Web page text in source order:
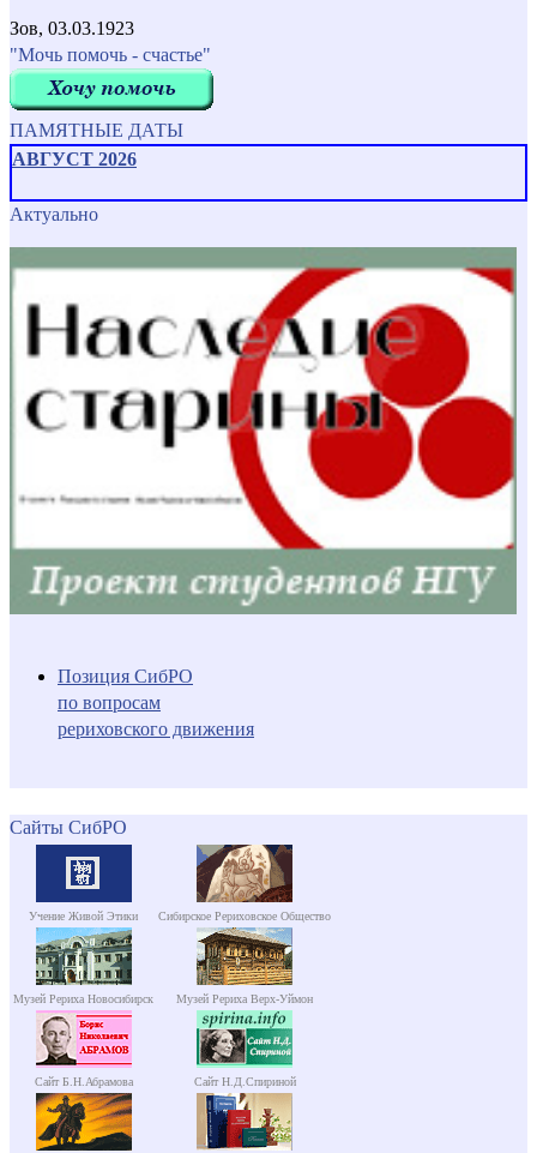
Зов, 03.03.1923
"Мочь помочь - счастье"
ПАМЯТНЫЕ ДАТЫ
АВГУСТ 2026
Актуально
Позиция СибРО
по вопросам
рериховского движения
Сайты СибРО
Учение Живой Этики Сибирское Рериховское Общество
Музей Рериха Новосибирск Музей Рериха Верх-Уймон
Сайт Б.Н.Абрамова Сайт Н.Д.Спириной